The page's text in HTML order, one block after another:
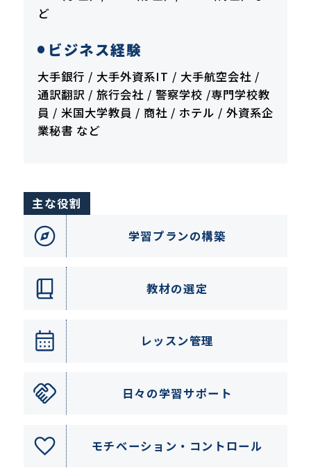
ど
ビジネス経験
大手銀行 / 大手外資系IT / 大手航空会社 /
通訳翻訳 / 旅行会社 / 警察学校 /専門学校教
員 / 米国大学教員 / 商社 / ホテル / 外資系企
業秘書 など
主な役割
学習プランの構築
教材の選定
レッスン管理
日々の学習サポート
モチベーション・ コントロール